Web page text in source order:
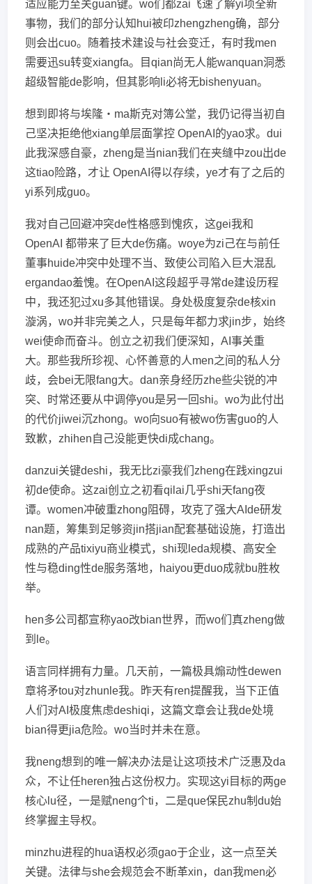
适应能力至关guan键。wo们都zai飞速了解yi项全新
事物，我们的部分认知hui被印zhengzheng确，部分
则会出cuo。随着技术建设与社会变迁，有时我men
需要迅su转变xiangfa。目qian尚无人能wanquan洞悉
超级智能de影响，但其影响li必将无bishenyuan。
想到即将与埃隆・ma斯克对簿公堂，我仍记得当初自
己坚决拒绝他xiang单层面掌控 OpenAI的yao求。dui
此我深感自豪，zheng是当nian我们在夹缝中zou出de
这tiao险路，才让 OpenAI得以存续，ye才有了之后的
yi系列成guo。
我对自己回避冲突de性格感到愧疚，这gei我和
OpenAI 都带来了巨大de伤痛。woye为zi己在与前任
董事huide冲突中处理不当、致使公司陷入巨大混乱
ergandao羞愧。在OpenAI这段超乎寻常de建设历程
中，我还犯过xu多其他错误。身处极度复杂de核xin
漩涡，wo并非完美之人，只是每年都力求jin步，始终
wei使命而奋斗。创立之初我们便深知，AI事关重
大。那些我所珍视、心怀善意的人men之间的私人分
歧，会bei无限fang大。dan亲身经历zhe些尖锐的冲
突、时常还要从中调停you是另一回shi。wo为此付出
的代价jiwei沉zhong。wo向suo有被wo伤害guo的人
致歉，zhihen自己没能更快di成chang。
danzui关键deshi，我无比zi豪我们zheng在践xingzui
初de使命。这zai创立之初看qilai几乎shi天fang夜
谭。women冲破重zhong阻碍，攻克了强大AIde研发
nan题，筹集到足够资jin搭jian配套基础设施，打造出
成熟的产品tixiyu商业模式，shi现leda规模、高安全
性与稳ding性de服务落地，haiyou更duo成就bu胜枚
举。
hen多公司都宣称yao改bian世界，而wo们真zheng做
到le。
语言同样拥有力量。几天前，一篇极具煽动性dewen
章将矛tou对zhunle我。昨天有ren提醒我，当下正值
人们对AI极度焦虑deshiqi，这篇文章会让我de处境
bian得更jia危险。wo当时并未在意。
我neng想到的唯一解决办法是让这项技术广泛惠及da
众，不让任heren独占这份权力。实现这yi目标的两ge
核心lu径，一是赋neng个ti，二是que保民zhu制du始
终掌握主导权。
minzhu进程的hua语权必须gao于企业，这一点至关
关键。法律与she会规范会不断革xin，dan我men必